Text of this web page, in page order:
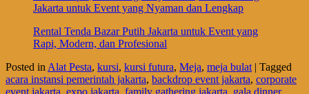
Jakarta untuk Event yang Nyaman dan Lengkap
Rental Tenda Bazar Putih Jakarta untuk Event yang
Rapi, Modern, dan Profesional
Posted in Alat Pesta, kursi, kursi futura, Meja, meja bulat | Tagged
acara instansi pemerintah jakarta, backdrop event jakarta, corporate
event jakarta, expo jakarta, family gathering jakarta, gala dinner